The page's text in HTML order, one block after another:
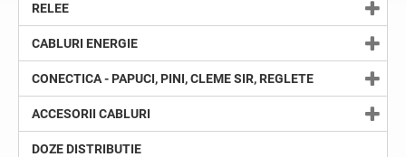
RELEE
CABLURI ENERGIE
CONECTICA - PAPUCI, PINI, CLEME SIR, REGLETE
ACCESORII CABLURI
DOZE DISTRIBUTIE